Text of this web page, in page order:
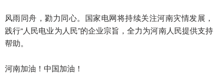
风雨同舟，勠力同心。国家电网将持续关注河南灾情发展，
践行“人民电业为人民”的企业宗旨，全力为河南人民提供支持
帮助。
河南加油！中国加油！